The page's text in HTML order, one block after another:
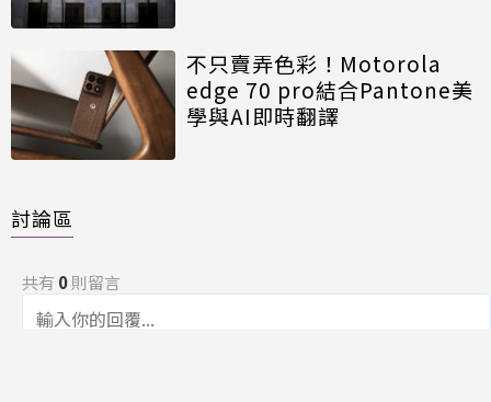
不只賣弄色彩！Motorola
edge 70 pro結合Pantone美
學與AI即時翻譯
討論區
共有 0則留言